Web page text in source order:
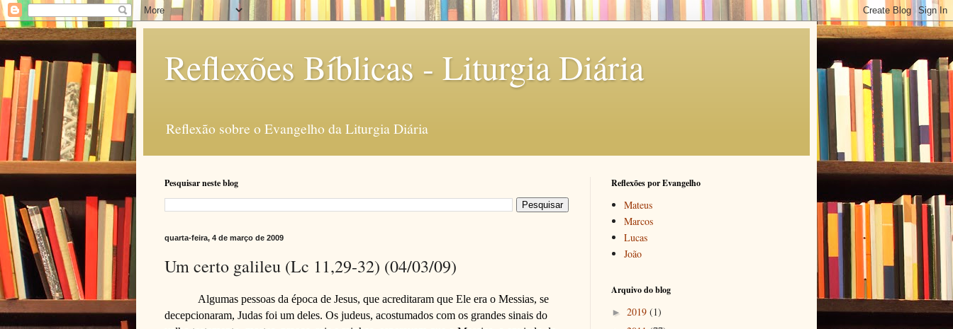
Reflexões Bíblicas - Liturgia Diária
Reflexão sobre o Evangelho da Liturgia Diária
Pesquisar neste blog
quarta-feira, 4 de março de 2009
Um certo galileu (Lc 11,29-32) (04/03/09)
Algumas pessoas da época de Jesus, que acreditaram que Ele era o Messias, se
decepcionaram, Judas foi um deles. Os judeus, acostumados com os grandes sinais do
Reflexões por Evangelho
Mateus
Marcos
Lucas
João
Arquivo do blog
► 2019 (1)